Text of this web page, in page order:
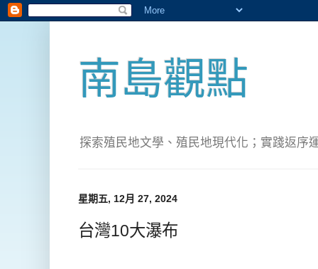
南島觀點
探索殖民地文學、殖民地現代化；實踐返序
星期五, 12月 27, 2024
台灣10大瀑布